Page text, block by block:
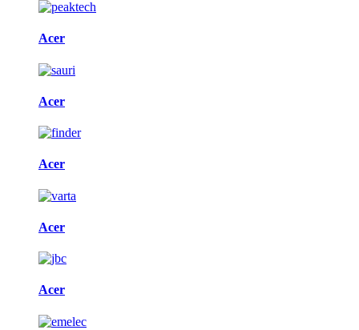
Acer
Acer
Acer
Acer
Acer